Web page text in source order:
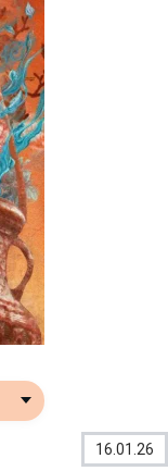
16.01.26